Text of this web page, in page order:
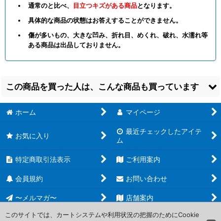
通常のと比べ、 目立つキズがある商品となります。
具体的な商品の状態はお答えすることができません。
傷が多いもの、大きな凹み、折れ目、めくれ、破れ、水濡れ等
ある商品は出品しておりません。
この商品を買った人は、こんな商品も買っています
【GCG-GD04】ガン
ヴォルヴァ【U】
[ 緑/GD04-025
30円 (税込)
【GCG-GD05】ガン
ダム・バルバトスルプ
スレクス【LR】
紫/GD05-051
150円(税込)
在庫16個
【GCG-EB01】トール
ギスII【R】
緑/EB01-
025]
50
ホーム マイページ
お気に入り
最近チェックしたアイテ
ム
特定商取引法表示 ご利用案内
会員規約 お問い合わせ
〜メルマガ〜 店舗案内
このサイトでは、カートシステムや利用状況の把握のためにCookie